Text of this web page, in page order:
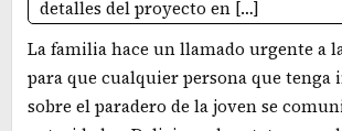
detalles del proyecto en […]
La familia hace un llamado urgente a
para que cualquier persona que
sobre el paradero de la joven se